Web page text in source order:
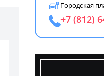
Городская
+7 (812)